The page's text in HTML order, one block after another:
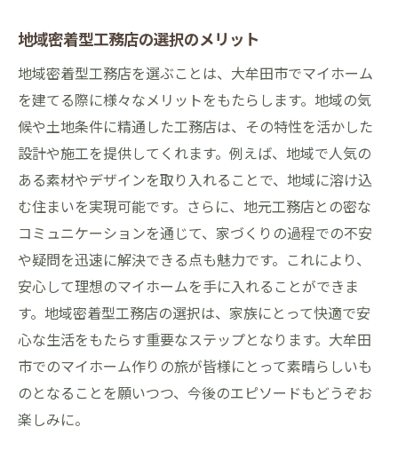
地域密着型工務店の選択のメリット
地域密着型工務店を選ぶことは、大牟田市でマイホーム
を建てる際に様々なメリットをもたらします。地域の気
候や土地条件に精通した工務店は、その特性を活かした
設計や施工を提供してくれます。例えば、地域で人気の
ある素材やデザインを取り入れることで、地域に溶け込
む住まいを実現可能です。さらに、地元工務店との密な
コミュニケーションを通じて、家づくりの過程での不安
や疑問を迅速に解決できる点も魅力です。これにより、
安心して理想のマイホームを手に入れることができま
す。地域密着型工務店の選択は、家族にとって快適で安
心な生活をもたらす重要なステップとなります。大牟田
市でのマイホーム作りの旅が皆様にとって素晴らしいも
のとなることを願いつつ、今後のエピソードもどうぞお
楽しみに。